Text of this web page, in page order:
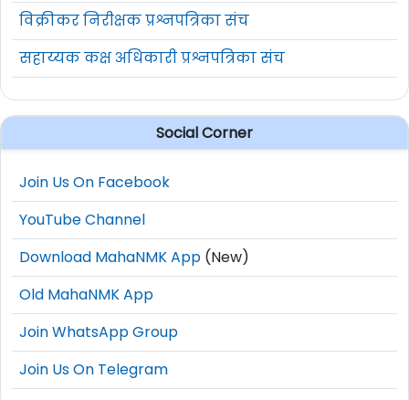
विक्रीकर निरीक्षक प्रश्नपत्रिका संच
सहाय्यक कक्ष अधिकारी प्रश्नपत्रिका संच
Social Corner
Join Us On Facebook
YouTube Channel
Download MahaNMK App (New)
Old MahaNMK App
Join WhatsApp Group
Join Us On Telegram